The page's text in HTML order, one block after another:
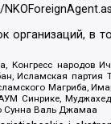
в
народов
Исламская
Магриба,
Синрике,
Сунна Валь Джамаа